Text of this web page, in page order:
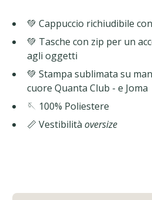
💚 Cappuccio richiudibile
💚 Tasche con zip per un
agli oggetti
💚 Stampa sublimata su
cuore Quanta Club - e Joma
🪡 100% Poliestere
📏 Vestibilità oversize